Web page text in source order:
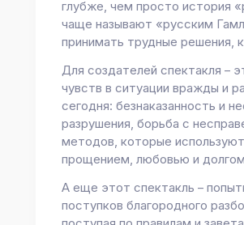
глубже, чем просто история
чаще называют «русским
принимать трудные решения,
Для создателей спектакля –
чувств в ситуации вражды и
сегодня: безнаказанность и
разрушения, борьба с
методов, которые
прощением, любовью и
А еще этот спектакль –
поступков благородного